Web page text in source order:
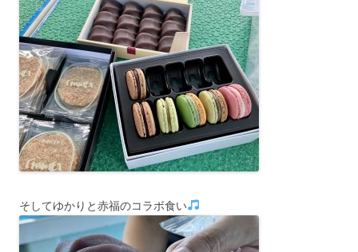
そしてゆかりと赤福のコラボ食い